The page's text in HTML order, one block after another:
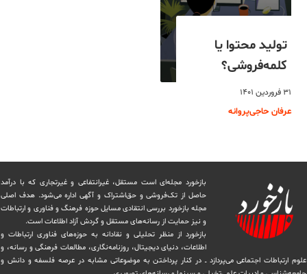
تولید محتوا یا
کلمه‌فروشی؟
۳۱ فروردین ۱۴۰۱
عرفان حاجی‌پروانه
بازخورد مجله‌ای است مستقل، غیرانتفاعی و غیرتجاری که با درآمد
حاصل از تک‌فروشی و حق‌اشتراک و آگهی اداره می‌شود. ‏هدف اصلی
مجله بازخورد بررسی انتقادی مسایل حوزه فرهنگ و فناوری و ارتباطات
و نیز حمایت از رسانه‌های مستقل و‌ گردش ‏آزاد اطلاعات است.
بازخورد از منظر تحلیلی و نقادانه به حوزه‌های فناوری ارتباطات و
اطلاعات، دنیای دیجیتال، روزنامه‌نگاری، ‏مطالعات فرهنگی و رسانه، و
علوم ارتباطات اجتماعی می‌پردازد ــ در کنار پرداختن به موضوعاتی مشابه در عرصه فلسفه و دانش و